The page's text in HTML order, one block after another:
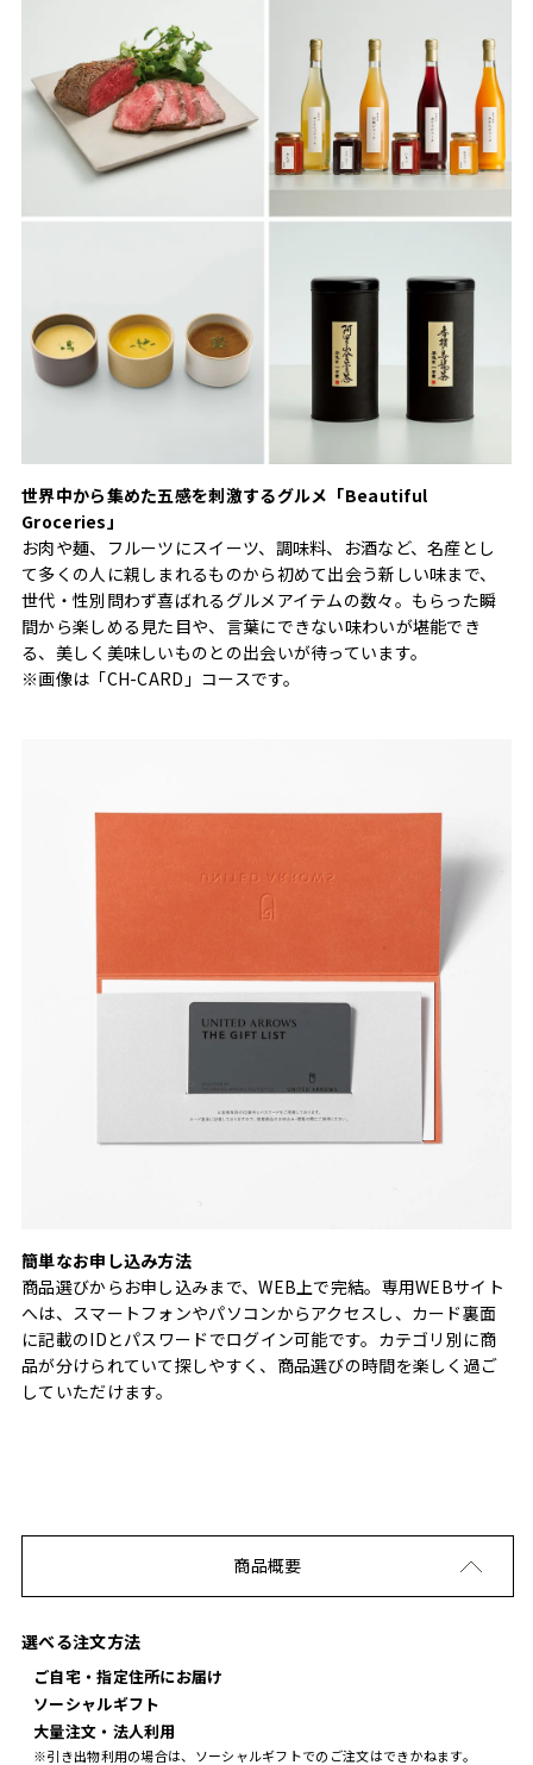
世界中から集めた五感を刺激するグルメ「Beautiful
Groceries」
お肉や麺、フルーツにスイーツ、調味料、お酒など、名産とし
て多くの人に親しまれるものから初めて出会う新しい味まで、
世代・性別問わず喜ばれるグルメアイテムの数々。もらった瞬
間から楽しめる見た目や、言葉にできない味わいが堪能でき
る、美しく美味しいものとの出会いが待っています。
※画像は「CH-CARD」コースです。
簡単なお申し込み方法
商品選びからお申し込みまで、WEB上で完結。専用WEBサイト
へは、スマートフォンやパソコンからアクセスし、カード裏面
に記載のIDとパスワードでログイン可能です。カテゴリ別に商
品が分けられていて探しやすく、商品選びの時間を楽しく過ご
していただけます。
商品概要
選べる注文方法
ご自宅・指定住所にお届け
ソーシャルギフト
大量注文・法人利用
※引き出物利用の場合は、ソーシャルギフトでのご注文はできかねます。